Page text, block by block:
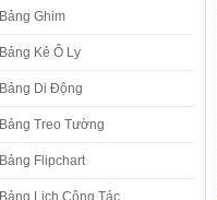
Bảng Ghim
Bảng Kẻ Ô Ly
Bảng Di Động
Bảng Treo Tường
Bảng Flipchart
Bảng Lịch Công Tác